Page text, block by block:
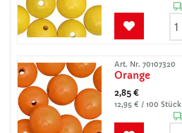
Art. Nr. 70107320
Orange
2,85 €
12,95 € / 100 Stück